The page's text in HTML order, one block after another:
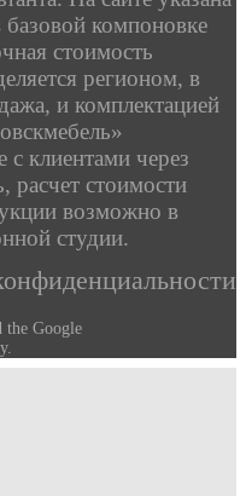
базовой компоновке
стоимость
регионом, в
и комплектацией
с клиентами через
расчет стоимости
возможно в
студии.
the Google